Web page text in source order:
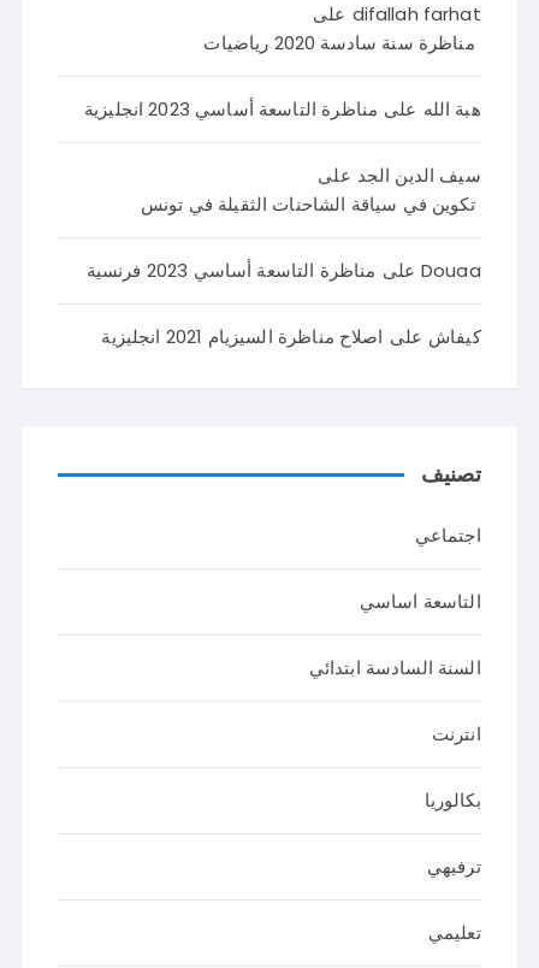
difallah farhat على
مناظرة سنة سادسة 2020 رياضيات
هبة الله على مناظرة التاسعة أساسي 2023 انجليزية
سيف الدين الجد على
تكوين في سياقة الشاحنات الثقيلة في تونس
Douaa على مناظرة التاسعة أساسي 2023 فرنسية
كيفاش على اصلاح مناظرة السيزيام 2021 انجليزية
تصنيف
اجتماعي
التاسعة اساسي
السنة السادسة ابتدائي
انترنت
بكالوريا
ترفيهي
تعليمي